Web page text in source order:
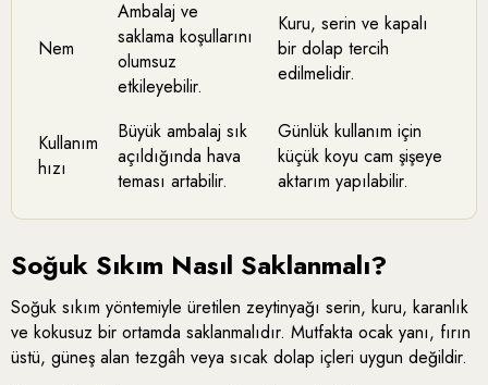
Nem
Ambalaj ve
saklama koşullarını
olumsuz
etkileyebilir.
Kuru, serin ve kapalı
bir dolap tercih
edilmelidir.
Kullanım
hızı
Büyük ambalaj sık
açıldığında hava
teması artabilir.
Günlük kullanım için
küçük koyu cam şişeye
aktarım yapılabilir.
Soğuk Sıkım Nasıl Saklanmalı?
Soğuk sıkım yöntemiyle üretilen zeytinyağı serin, kuru, karanlık
ve kokusuz bir ortamda saklanmalıdır. Mutfakta ocak yanı, fırın
üstü, güneş alan tezgâh veya sıcak dolap içleri uygun değildir.